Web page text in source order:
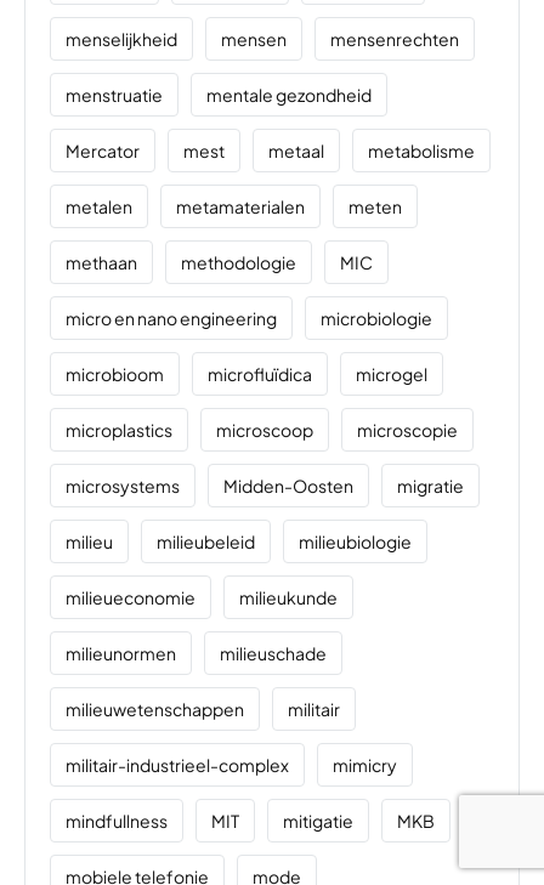
menselijkheid mensen mensenrechten
menstruatie mentale gezondheid
Mercator mest metaal metabolisme
metalen metamaterialen meten
methaan methodologie MIC
micro en nano engineering microbiologie
microbioom microfluïdica microgel
microplastics microscoop microscopie
microsystems Midden-Oosten migratie
milieu milieubeleid milieubiologie
milieueconomie milieukunde
milieunormen milieuschade
milieuwetenschappen militair
militair-industrieel-complex mimicry
mindfullness MIT mitigatie MKB
mobiele telefonie mode